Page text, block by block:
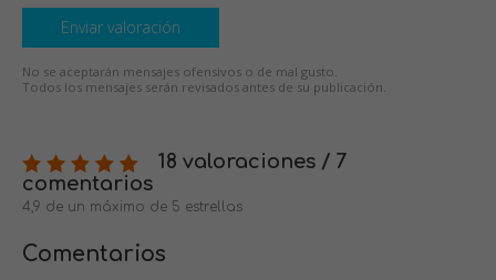
Enviar valoración
No se aceptarán mensajes ofensivos o de mal gusto.
Todos los mensajes serán revisados antes de su publicación.
18 valoraciones / 7
comentarios
4,9 de un máximo de 5 estrellas
Comentarios